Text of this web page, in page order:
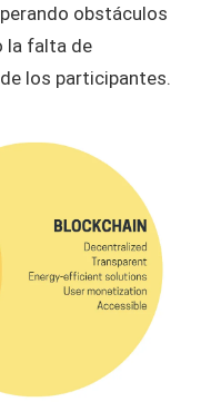
obstáculos
la falta de
los participantes.